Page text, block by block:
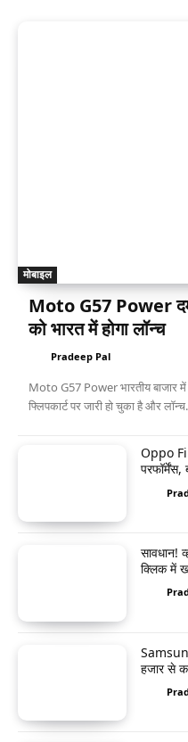
मोबाइल
Moto G57 Power
को भारत में होगा लॉन्च
Pradeep Pal
Moto G57 Power भारतीय बाजार
फ्लिपकार्ट पर जारी हो चुका है और
Oppo
सावधान!
क्लिक में
हजार से